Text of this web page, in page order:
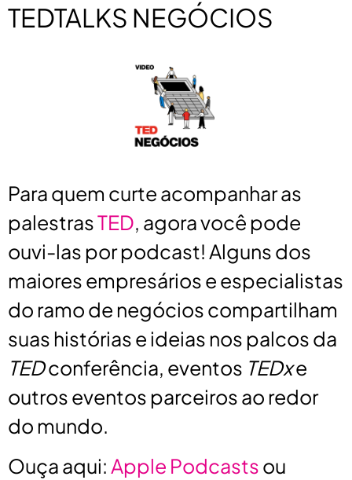
TEDTALKS NEGÓCIOS
Para quem curte acompanhar as
palestrasTED, agora você pode
ouvi-las por podcast! Alguns dos
maiores empresários e especialistas
do ramo de negócios compartilham
suas histórias e ideias nos palcos da
TEDconferência, eventos TEDxe
outros eventos parceiros ao redor
do mundo.
Ouça aqui:Apple Podcastsou